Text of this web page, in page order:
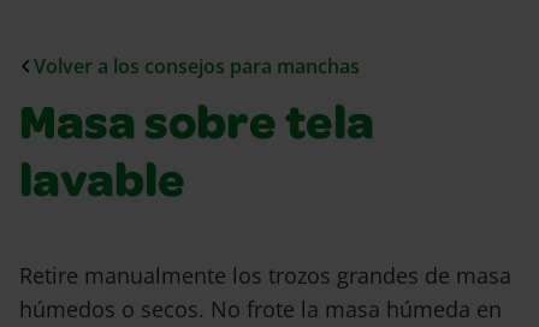
Volver a los consejos para manchas
Masa sobre tela
lavable
Retire manualmente los trozos grandes de masa
húmedos o secos. No frote la masa húmeda en